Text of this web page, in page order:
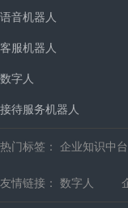
语音机器人
客服机器人
数字人
接待服务机器人
热门标签： 企业知识中
友情链接： 数字人